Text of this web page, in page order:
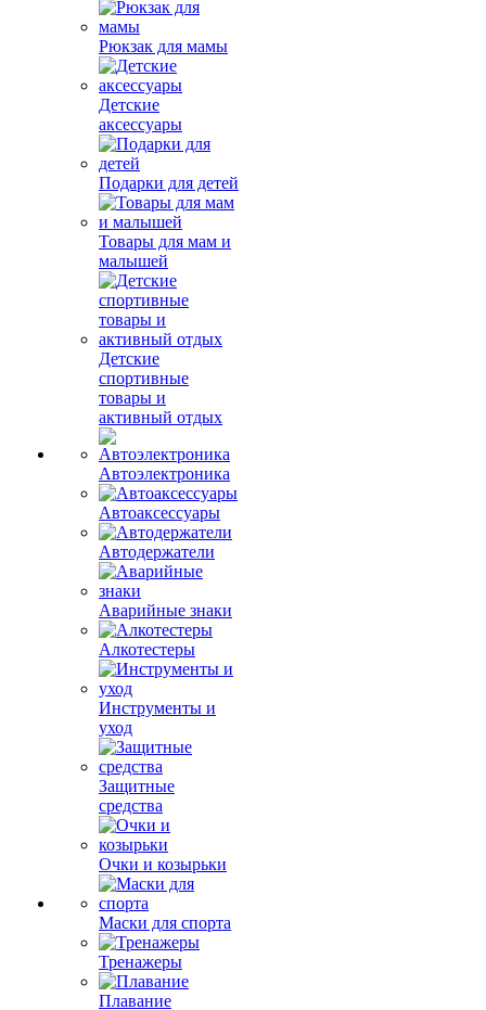
Рюкзак для мамы
Детские
аксессуары
Подарки для детей
Товары для мам и
малышей
Детские
спортивные
товары и
активный отдых
Автоэлектроника
Автоаксессуары
Автодержатели
Аварийные знаки
Алкотестеры
Инструменты и
уход
Защитные
средства
Очки и козырьки
Маски для спорта
Тренажеры
Плавание